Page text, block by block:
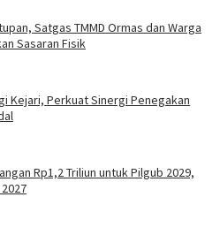
Satgas TMMD Ormas dan Warga
Sasaran Fisik
Kejari, Perkuat Sinergi Penegakan
Rp1,2 Triliun untuk Pilgub 2029,